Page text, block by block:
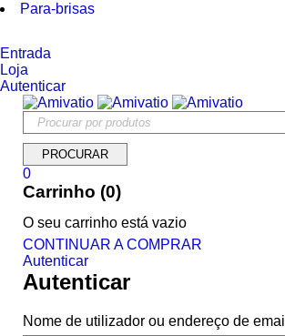
Para-brisas
Entrada
Loja
Autenticar
0
Carrinho (0)
O seu carrinho está vazio
CONTINUAR A COMPRAR
Autenticar
Autenticar
Nome de utilizador ou endereço de email